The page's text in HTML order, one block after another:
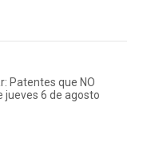
Patentes que NO
jueves 6 de agosto